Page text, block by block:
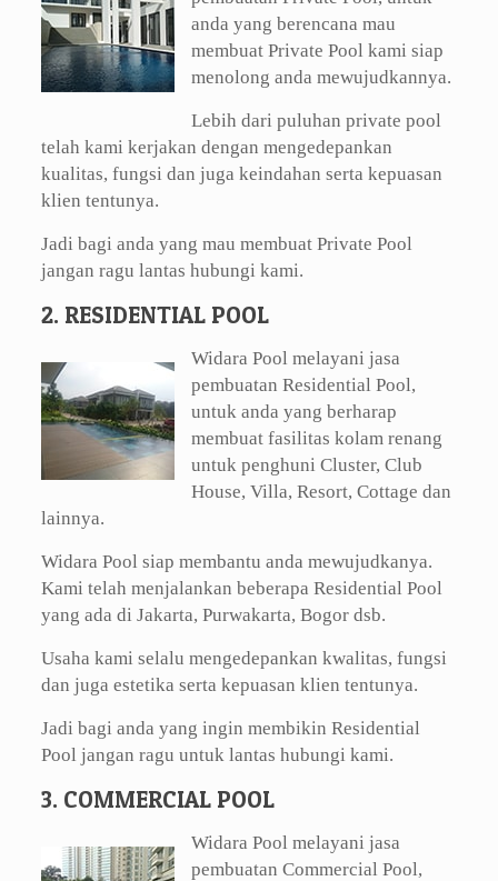
anda yang berencana mau
membuat Private Pool kami siap
menolong anda mewujudkannya.
Lebih dari puluhan private pool
telah kami kerjakan dengan mengedepankan
kualitas, fungsi dan juga keindahan serta kepuasan
klien tentunya.
Jadi bagi anda yang mau membuat Private Pool
jangan ragu lantas hubungi kami.
2. RESIDENTIAL POOL
Widara Pool melayani jasa
pembuatan Residential Pool,
untuk anda yang berharap
membuat fasilitas kolam renang
untuk penghuni Cluster, Club
House, Villa, Resort, Cottage dan
lainnya.
Widara Pool siap membantu anda mewujudkanya.
Kami telah menjalankan beberapa Residential Pool
yang ada di Jakarta, Purwakarta, Bogor dsb.
Usaha kami selalu mengedepankan kwalitas, fungsi
dan juga estetika serta kepuasan klien tentunya.
Jadi bagi anda yang ingin membikin Residential
Pool jangan ragu untuk lantas hubungi kami.
3. COMMERCIAL POOL
Widara Pool melayani jasa
pembuatan Commercial Pool,